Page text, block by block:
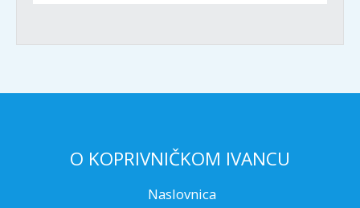
O KOPRIVNIČKOM IVANCU
Naslovnica